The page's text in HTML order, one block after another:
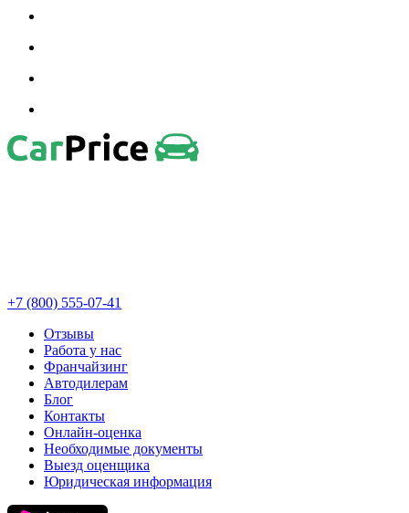
+7 (800) 555-07-41
Отзывы
Работа у нас
Франчайзинг
Автодилерам
Блог
Контакты
Онлайн-оценка
Необходимые документы
Выезд оценщика
Юридическая информация